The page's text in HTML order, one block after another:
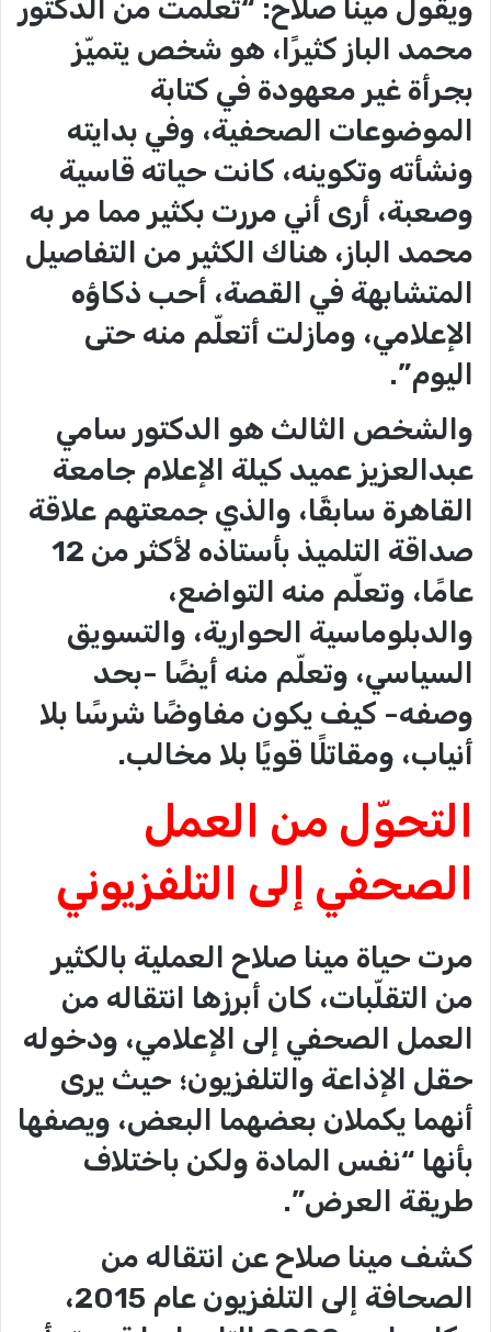
ويقول مينا صلاح: “تعلّمت من الدكتور
محمد الباز كثيرًا، هو شخص يتميّز
بجرأة غير معهودة في كتابة
الموضوعات الصحفية، وفي بدايته
ونشأته وتكوينه، كانت حياته قاسية
وصعبة، أرى أني مررت بكثير مما مر به
محمد الباز، هناك الكثير من التفاصيل
المتشابهة في القصة، أحب ذكاؤه
الإعلامي، ومازلت أتعلّم منه حتى
اليوم”.
والشخص الثالث هو الدكتور سامي
عبدالعزيز عميد كيلة الإعلام جامعة
القاهرة سابقًا، والذي جمعتهم علاقة
صداقة التلميذ بأستاذه لأكثر من 12
عامًا، وتعلّم منه التواضع،
والدبلوماسية الحوارية، والتسويق
السياسي، وتعلّم منه أيضًا -بحد
وصفه- كيف يكون مفاوضًا شرسًا بلا
أنياب، ومقاتلًا قويًا بلا مخالب.
التحوّل من العمل
الصحفي إلى التلفزيوني
مرت حياة مينا صلاح العملية بالكثير
من التقلّبات، كان أبرزها انتقاله من
العمل الصحفي إلى الإعلامي، ودخوله
حقل الإذاعة والتلفزيون؛ حيث يرى
أنهما يكملان بعضهما البعض، ويصفها
بأنها “نفس المادة ولكن باختلاف
طريقة العرض”.
كشف مينا صلاح عن انتقاله من
الصحافة إلى التلفزيون عام 2015،